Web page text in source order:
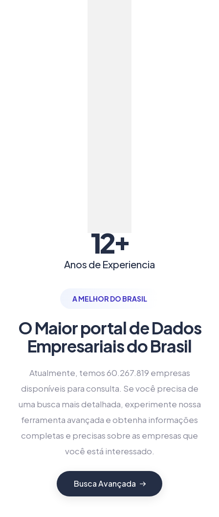
12+
Anos de Experiencia
A MELHOR DO BRASIL
O Maior portal de Dados
Empresariais do Brasil
Atualmente, temos 60.267.819 empresas
disponíveis para consulta. Se você precisa de
uma busca mais detalhada, experimente nossa
ferramenta avançada e obtenha informações
completas e precisas sobre as empresas que
você está interessado.
Busca Avançada